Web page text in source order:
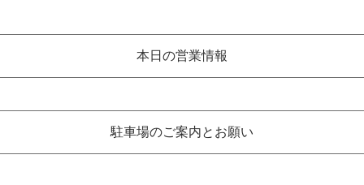
本日の営業情報
駐車場のご案内とお願い